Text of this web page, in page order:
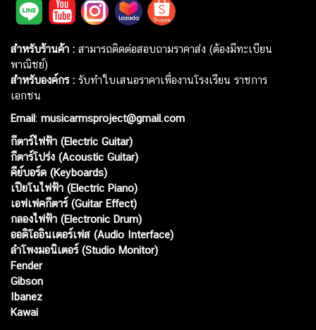
สำหรับร้านค้า : สามารถติดต่อสอบถามราคาส่ง (ต้องมีทะเบียน
พาณิชย์)
สำหรับองค์กร : รับทำใบเสนอราคาเพื่องานโรงเรียน ราชการ
เอกชน
Email: musicarmsproject@gmail.com
กีตาร์ไฟฟ้า (Electric Guitar)
กีตาร์โปร่ง (Acoustic Guitar)
คีย์บอร์ด (Keyboards)
เปียโนไฟฟ้า (Electric Piano)
เอฟเฟคกีตาร์ (Guitar Effect)
กลองไฟฟ้า (Electronic Drum)
ออดิโออินเตอร์เฟส (Audio Interface)
ลำโพงมอนิเตอร์ (Studio Monitor)
Fender
Gibson
Ibanez
Kawai